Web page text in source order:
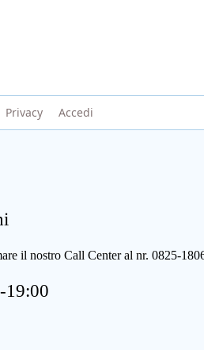
Privacy Accedi
il nostro Call Center al nr. 0825-
19:00